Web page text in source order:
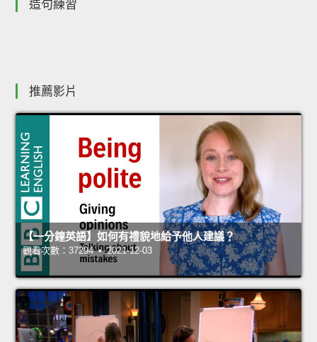
造句練習
推薦影片
【一分鐘英語】如何有禮貌地給予他人建議？
觀看次數：37294 • 2021-12-03